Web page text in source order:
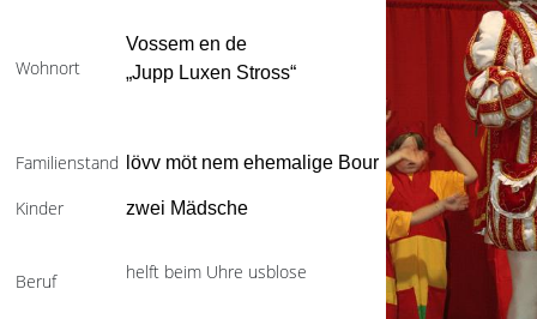
Wohnort
Vossem en de
„Jupp Luxen Stross“
Familienstand lövv möt nem ehemalige Bour
Kinder zwei Mädsche
Beruf helft beim Uhre usblose